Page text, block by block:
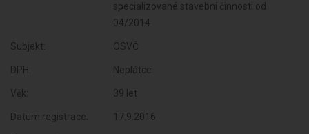
specializované stavební činnosti od
04/2014
Subjekt: OSVČ
DPH: Neplátce
Věk: 39 let
Datum registrace: 17.9.2016